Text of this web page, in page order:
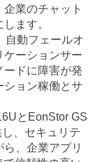
業のチャット
ます。
自動フェールオ
ケーションサー
ードに障害が発
ション稼働とサ
とEonStor GS
、セキュリテ
、企業アプリ